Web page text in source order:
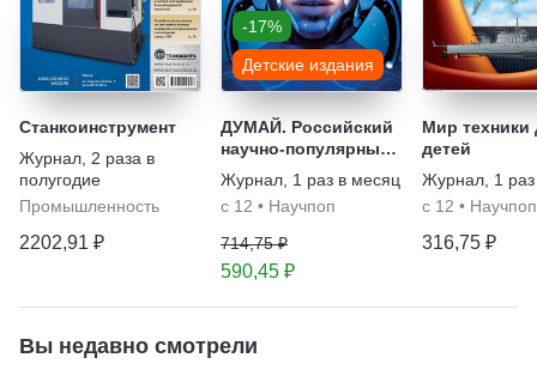
Станкоинструмент
Журнал 2 раза в
полугодие
Промышленность
2202,91 ₽
-17%
Детские издания
ДУМАЙ. Российский
научно-популярный
журнал для
школьников и
родителей
Журнал 1 раз в месяц
с 12 • Научпоп
714,75 ₽
590,45 ₽
Мир техники
детей
Журнал 1
с 12 • Научпоп
316,75 ₽
Вы недавно смотрели